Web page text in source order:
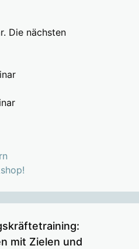
Die nächsten
mit Zielen und